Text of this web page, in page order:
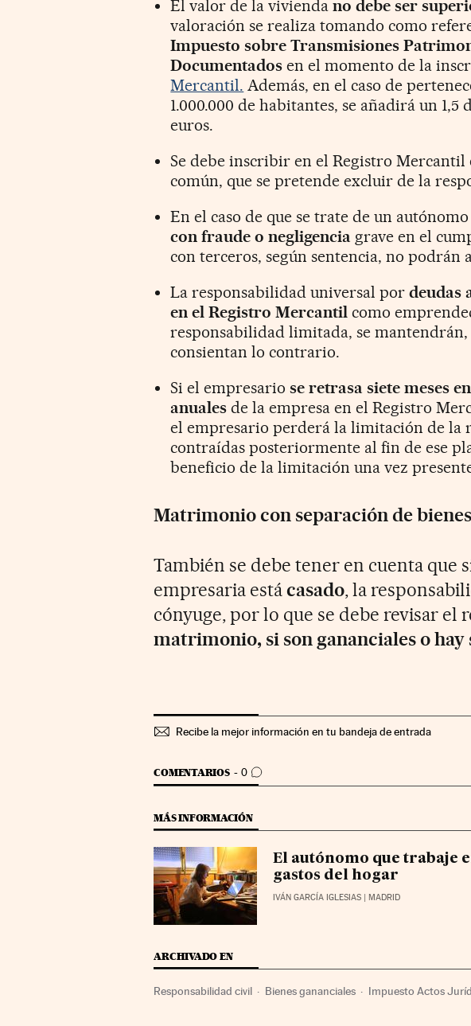
El valor de la vivienda no debe ser
valoración se realiza tomando como
Impuesto sobre Transmisiones
Documentados en el momento de la
Mercantil. Además, en el caso de
1.000.000 de habitantes, se añadirá un 1,5
euros.
Se debe inscribir en el Registro Mercantil
común, que se pretende excluir de la
En el caso de que se trate de un
con fraude o negligencia grave en el
con terceros, según sentencia, no podrán
La responsabilidad universal pordeudas
en el Registro Mercantil como
responsabilidad limitada, se mantendrán,
consientan lo contrario.
Si el empresario se retrasa siete meses
anuales de la empresa en el Registro
el empresario perderá la limitación de la
contraídas posteriormente al fin de ese
beneficio de la limitación una vez
Matrimonio con separación de
También se debe tener en cuenta que
empresaria estácasado, la
cónyuge, por lo que se debe revisar el
matrimonio, si son gananciales o hay
Recibe la mejor información en tu bandeja de entrada
COMENTARIOS 0
IR A LOS COMENTARIOS
MÁS INFORMACIÓN
El autónomo que trabaje
gastos del hogar
IVÁN GARCÍA IGLESIAS | MADRID
ARCHIVADO EN
Responsabilidad civil Bienes gananciales Impuesto Actos